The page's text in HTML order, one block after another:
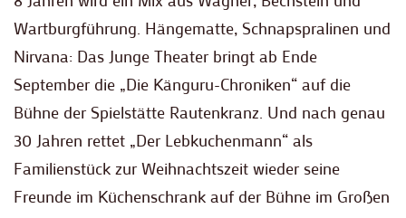
Wartburgführung. Hängematte, Schnapspralinen und
Nirvana: Das Junge Theater bringt ab Ende
September die „Die Känguru-Chroniken“ auf die
Bühne der Spielstätte Rautenkranz. Und nach genau
30 Jahren rettet „Der Lebkuchenmann“ als
Familienstück zur Weihnachtszeit wieder seine
Freunde im Küchenschrank auf der Bühne im Großen